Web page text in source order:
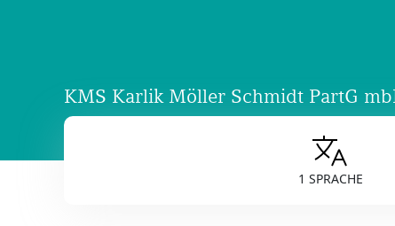
KMS Karlik Möller Schmidt PartG
1 SPRACHE